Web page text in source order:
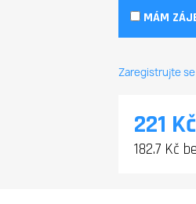
MÁM
Zaregistrujte
221 Kč
182.7 Kč